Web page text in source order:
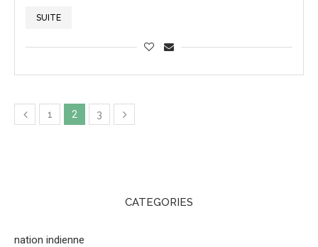
SUITE
1 2 3
CATEGORIES
nation indienne